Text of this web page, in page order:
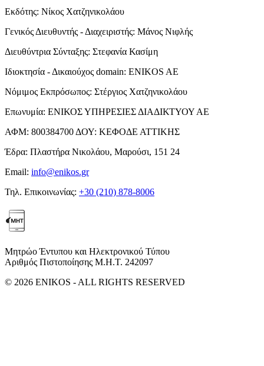
Εκδότης: Νίκος Χατζηνικολάου
Γενικός Διευθυντής - Διαχειριστής: Μάνος Νιφλής
Διευθύντρια Σύνταξης: Στεφανία Κασίμη
Ιδιοκτησία - Δικαιούχος domain: ENIKOS AE
Νόμιμος Εκπρόσωπος: Στέργιος Χατζηνικολάου
Επωνυμία: ΕΝΙΚΟΣ ΥΠΗΡΕΣΙΕΣ ΔΙΑΔΙΚΤΥΟΥ ΑΕ
ΑΦΜ: 800384700 ΔΟΥ: ΚΕΦΟΔΕ ΑΤΤΙΚΗΣ
Έδρα: Πλαστήρα Νικολάου, Μαρούσι, 151 24
Email: info@enikos.gr
Τηλ. Επικοινωνίας: +30 (210) 878-8006
Μητρώο Έντυπου και Ηλεκτρονικού Τύπου
Αριθμός Πιστοποίησης Μ.Η.Τ. 242097
© 2026 ENIKOS - ALL RIGHTS RESERVED